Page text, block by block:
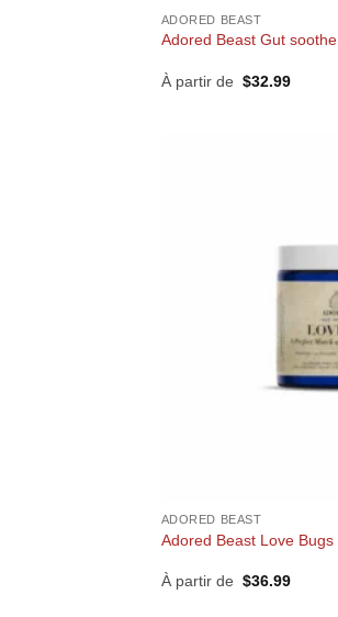
ADORED BEAST
Adored Beast Gut soothe
À partir de $32.99
ADORED BEAST
Adored Beast Love Bugs
À partir de $36.99